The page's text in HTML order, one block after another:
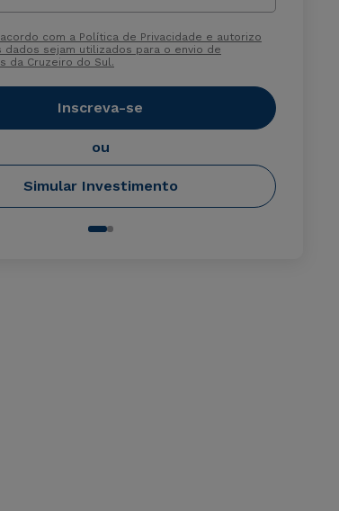
com a Política de Privacidade e autorizo
dados sejam utilizados para o envio de
da Cruzeiro do Sul.
Inscreva-se
ou
Simular Investimento